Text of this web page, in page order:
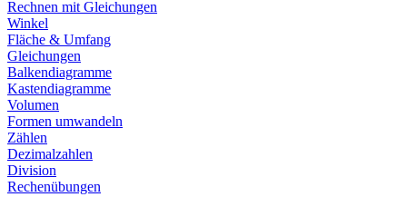
Rechnen mit Gleichungen
Winkel
Fläche & Umfang
Gleichungen
Balkendiagramme
Kastendiagramme
Volumen
Formen umwandeln
Zählen
Dezimalzahlen
Division
Rechenübungen